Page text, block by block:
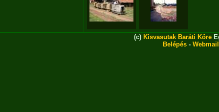
(c) Kisvasutak Baráti Köre
Belépés - Webmail